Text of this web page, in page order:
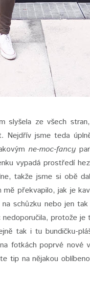
slyšela ze všech
Nejdřív jsme teda
ne-moc-fancy
vypadá prostředí
takže jsme si obě
překvapilo, jak je
schůzku nebo jen
protože je
tak i tu bundičku-
fotkách poprvé nové
tip na nějakou